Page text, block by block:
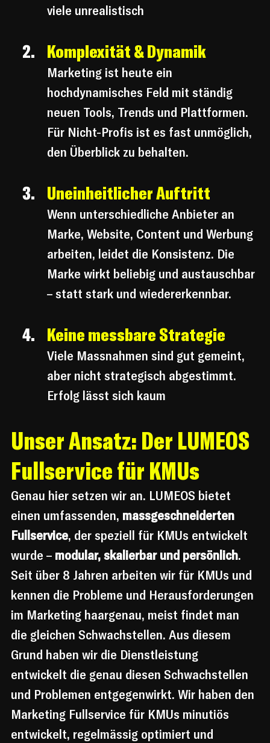
viele unrealistisch
Komplexität & Dynamik
Marketing ist heute ein
hochdynamisches Feld mit ständig
neuen Tools, Trends und Plattformen.
Für Nicht-Profis ist es fast unmöglich,
den Überblick zu behalten.
Uneinheitlicher Auftritt
Wenn unterschiedliche Anbieter an
Marke, Website, Content und Werbung
arbeiten, leidet die Konsistenz. Die
Marke wirkt beliebig und austauschbar
– statt stark und wiedererkennbar.
Keine messbare Strategie
Viele Massnahmen sind gut gemeint,
aber nicht strategisch abgestimmt.
Erfolg lässt sich kaum
Unser Ansatz: Der LUMEOS
Fullservice für KMUs
Genau hier setzen wir an. LUMEOS bietet
einen umfassenden, massgeschneiderten
Fullservice, der speziell für KMUs entwickelt
wurde – modular, skalierbar und persönlich.
Seit über 8 Jahren arbeiten wir für KMUs und
kennen die Probleme und Herausforderungen
im Marketing haargenau, meist findet man
die gleichen Schwachstellen. Aus diesem
Grund haben wir die Dienstleistung
entwickelt die genau diesen Schwachstellen
und Problemen entgegenwirkt. Wir haben den
Marketing Fullservice für KMUs minutiös
entwickelt, regelmässig optimiert und